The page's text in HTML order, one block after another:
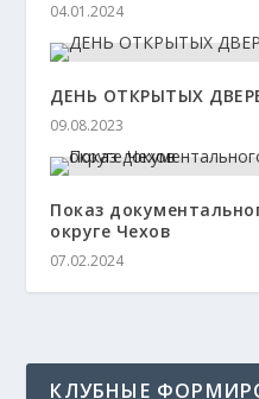
04.01.2024
ДЕНЬ ОТКРЫТЫХ
09.08.2023
Показ
округе Чехов
07.02.2024
КЛУБНЫЕ